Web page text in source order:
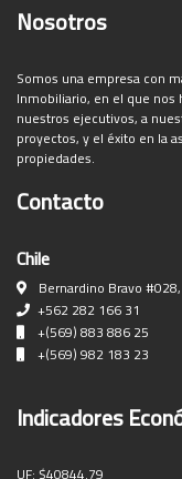
Nosotros
Somos una empresa con
Inmobiliario, en el que nos
nuestros ejecutivos, a
proyectos, y el éxito en la
propiedades.
Contacto
Chile
Bernardino Bravo
+562 282 166 31
+(569) 883 886 25
+(569) 982 183 23
Indicadores